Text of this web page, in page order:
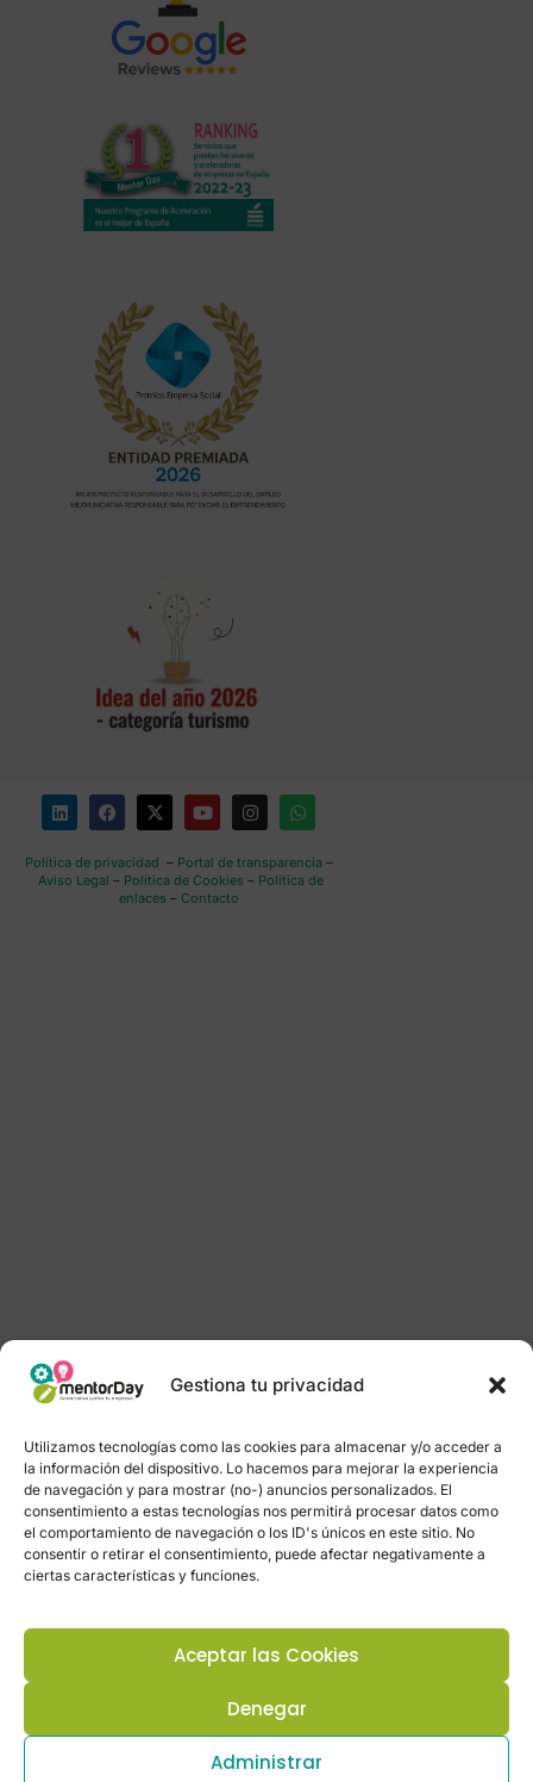
Gestiona tu privacidad
Utilizamos tecnologías como las cookies para almacenar y/o acceder a
la información del dispositivo. Lo hacemos para mejorar la experiencia
de navegación y para mostrar (no-) anuncios personalizados. El
consentimiento a estas tecnologías nos permitirá procesar datos como
el comportamiento de navegación o los ID's únicos en este sitio. No
consentir o retirar el consentimiento, puede afectar negativamente a
ciertas características y funciones.
Aceptar las Cookies
Denegar
Administrar
Política de privacidad – Portal de transparencia–
Aviso Legal – Política de Cookies – Política de
enlaces – Contacto